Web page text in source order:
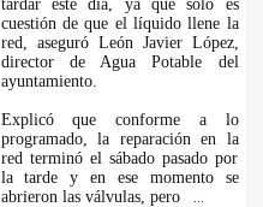
tardar este día, ya que sólo es
cuestión de que el líquido llene la
red, aseguró León Javier López,
director de Agua Potable del
ayuntamiento.
Explicó que conforme a lo
programado, la reparación en la
red terminó el sábado pasado por
la tarde y en ese momento se
abrieron las válvulas, pero